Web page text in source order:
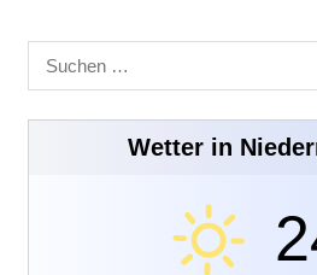
Suchen
nach:
Wetter in